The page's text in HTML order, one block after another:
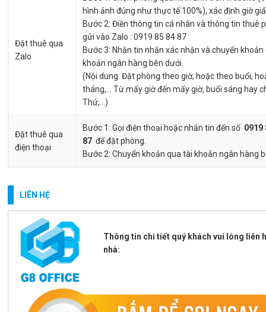
Đặt thuê qua
Zalo
hình ảnh đúng như thực tế 100%), xác định giờ
Bước 2: Điền thông tin cá nhân và thông tin thuê
gửi vào Zalo : 0919 85 84 87
Bước 3: Nhận tin nhắn xác nhận và chuyển
khoản ngân hàng bên dưới.
(Nội dung: Đặt phòng theo giờ, hoặc theo buổi,
tháng,... Từ mấy giờ đến mấy giờ, buổi sáng hay
Thứ,...)
Đặt thuê qua
điện thoại
Bước 1: Gọi điện thoại hoặc nhắn tin đến số 0919
87 để đặt phòng.
Bước 2: Chuyển khoản qua tài khoản ngân hàng
LIÊN HỆ
Thông tin chi tiết quý khách vui lòng liên
nhà: